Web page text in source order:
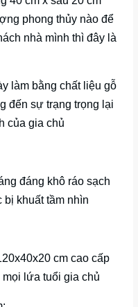
phong thủy nào để
nhà mình thì đây là
làm bằng chất liệu gỗ
đến sự trạng trọng lại
của gia chủ
đáng khô ráo sạch
khuất tầm nhìn
cm cao cấp
lứa tuổi gia chủ